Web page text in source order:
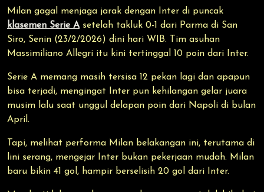
Milan gagal menjaga jarak dengan Inter di puncak
klasemen Serie Asetelah takluk 0-1 dari Parma di San
Siro, Senin (23/2/2026) dini hari WIB. Tim asuhan
Massimiliano Allegri itu kini tertinggal 10 poin dari Inter.
Serie A memang masih tersisa 12 pekan lagi dan apapun
bisa terjadi, mengingat Inter pun kehilangan gelar juara
musim lalu saat unggul delapan poin dari Napoli di bulan
April.
Tapi, melihat performa Milan belakangan ini, terutama di
lini serang, mengejar Inter bukan pekerjaan mudah. Milan
baru bikin 41 gol, hampir berselisih 20 gol dari Inter.